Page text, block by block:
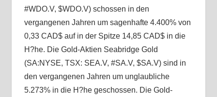
#WDO.V, $WDO.V) schossen in den
vergangenen Jahren um sagenhafte 4.400% von
0,33 CAD$ auf in der Spitze 14,85 CAD$ in die
H?he. Die Gold-Aktien Seabridge Gold
(SA:NYSE, TSX: SEA.V, #SA.V, $SA.V) sind in
den vergangenen Jahren um unglaubliche
5.273% in die H?he geschossen. Die Gold-